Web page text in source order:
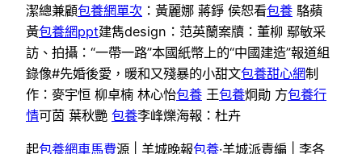
潔總兼顧包養網單次 ：黃麗娜 蔣錚 侯恕看包養 駱蘋
黃包養網ppt建雋design：范英蘭案牘：董柳 鄢敏采
訪、拍攝：“一帶一路”本國紙幣上的“中國建造”報道組
錄像#先婚後愛，暖和又殘暴的小甜文包養甜心網制
作：麥宇恒 柳卓楠 林心怡包養 王包養炯勛 方包養行
情可茵 葉秋艷 包養李峰爍海報：杜卉
起包養網車馬費源 | 羊城晚報包養·羊城派責編 | 李各